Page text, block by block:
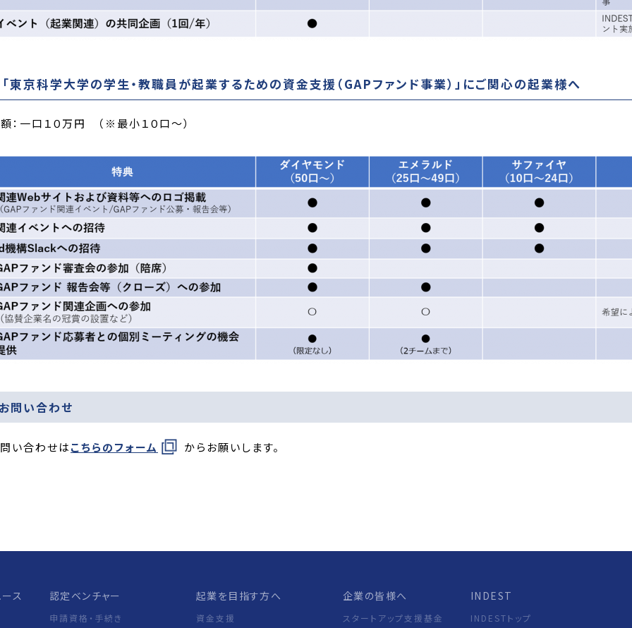
東京科学大学の学生・教職員が起業するための資金支援（GAPファンド事業）」にご関心の起業様へ
：一口１０万円 （※最小１０口～）
問い合わせ
い合わせはこちらのフォーム からお願いします。
ース 認定ベンチャー
申請資格・手続き
起業を目指す方へ
資金支援
企業の皆様へ
スタートアップ支援基金
INDEST
INDESTトップ